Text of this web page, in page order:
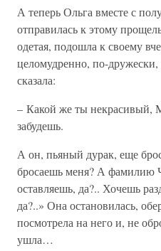
А теперь Ольга вместе с
отправилась к этому
одетая, подошла к своему
целомудренно, по-
сказала:
– Какой же ты
забудешь.
А он, пьяный дурак, еще
бросаешь меня? А фамилию
оставляешь, да?.. Хочешь
да?..» Она остановилась,
посмотрела на него и, не
ушла…